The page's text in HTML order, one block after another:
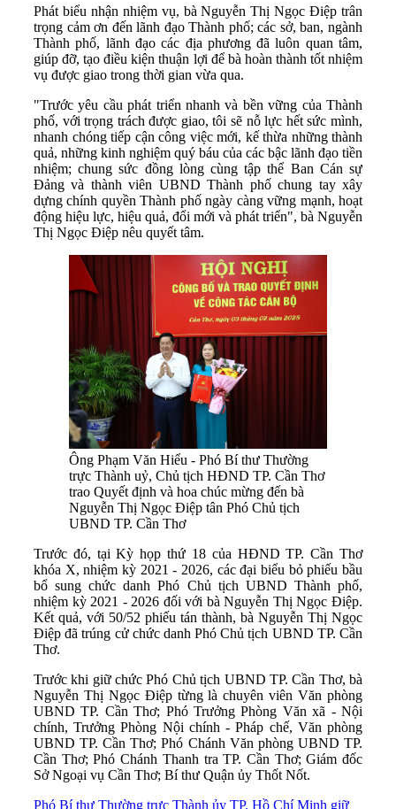
Phát biểu nhận nhiệm vụ, bà Nguyễn Thị Ngọc Điệp trân
trọng cảm ơn đến lãnh đạo Thành phố; các sở, ban, ngành
Thành phố, lãnh đạo các địa phương đã luôn quan tâm,
giúp đỡ, tạo điều kiện thuận lợi để bà hoàn thành tốt nhiệm
vụ được giao trong thời gian vừa qua.
"Trước yêu cầu phát triển nhanh và bền vững của Thành
phố, với trọng trách được giao, tôi sẽ nỗ lực hết sức mình,
nhanh chóng tiếp cận công việc mới, kế thừa những thành
quả, những kinh nghiệm quý báu của các bậc lãnh đạo tiền
nhiệm; chung sức đồng lòng cùng tập thể Ban Cán sự
Đảng và thành viên UBND Thành phố chung tay xây
dựng chính quyền Thành phố ngày càng vững mạnh, hoạt
động hiệu lực, hiệu quả, đổi mới và phát triển", bà Nguyễn
Thị Ngọc Điệp nêu quyết tâm.
Ông Phạm Văn Hiểu - Phó Bí thư Thường
trực Thành uỷ, Chủ tịch HĐND TP. Cần Thơ
trao Quyết định và hoa chúc mừng đến bà
Nguyễn Thị Ngọc Điệp tân Phó Chủ tịch
UBND TP. Cần Thơ
Trước đó, tại Kỳ họp thứ 18 của HÐND TP. Cần Thơ
khóa X, nhiệm kỳ 2021 - 2026, các đại biểu bỏ phiếu bầu
bổ sung chức danh Phó Chủ tịch UBND Thành phố,
nhiệm kỳ 2021 - 2026 đối với bà Nguyễn Thị Ngọc Điệp.
Kết quả, với 50/52 phiếu tán thành, bà Nguyễn Thị Ngọc
Điệp đã trúng cử chức danh Phó Chủ tịch UBND TP. Cần
Thơ.
Trước khi giữ chức Phó Chủ tịch UBND TP. Cần Thơ, bà
Nguyễn Thị Ngọc Điệp từng là chuyên viên Văn phòng
UBND TP. Cần Thơ; Phó Trưởng Phòng Văn xã - Nội
chính, Trưởng Phòng Nội chính - Pháp chế, Văn phòng
UBND TP. Cần Thơ; Phó Chánh Văn phòng UBND TP.
Cần Thơ; Phó Chánh Thanh tra TP. Cần Thơ; Giám đốc
Sở Ngoại vụ Cần Thơ; Bí thư Quận ủy Thốt Nốt.
Phó Bí thư Thường trực Thành ủy TP. Hồ Chí Minh giữ